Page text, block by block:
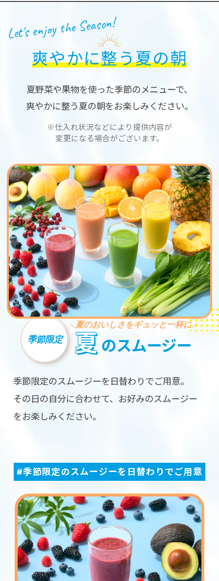
Let's enjoy the Season!
爽やかに整う夏の朝
夏野菜や果物を使った季節のメニューで、
爽やかに整う夏の朝をお楽しみください。
※仕入れ状況などにより提供内容が
変更になる場合がございます。
季節限定
夏のおいしさをギュッと一杯に
夏 のスムージー
季節限定のスムージーを日替わりでご用意。
その日の自分に合わせて、お好みのスムージー
をお楽しみください。
#季節限定のスムージーを日替わりでご用意